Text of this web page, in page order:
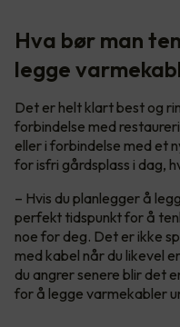
Hva bør man
legge
Det er helt klart best og
forbindelse med
eller i forbindelse med et
for isfri gårdsplass i dag,
– Hvis du planlegger å
perfekt tidspunkt for å
noe for deg. Det er ikke
med kabel når du likevel
du angrer senere blir det
for å legge varmekabler